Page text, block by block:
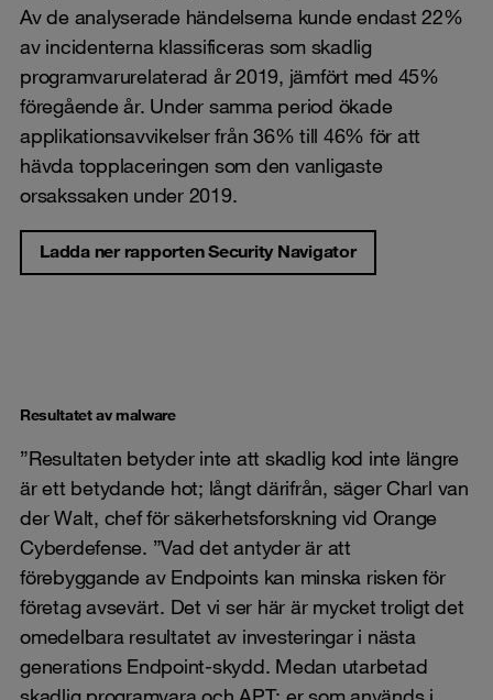
Av de analyserade händelserna kunde endast 22%
av incidenterna klassificeras som skadlig
programvarurelaterad år 2019, jämfört med 45%
föregående år. Under samma period ökade
applikationsavvikelser från 36% till 46% för att
hävda topplaceringen som den vanligaste
orsakssaken under 2019.
Ladda ner rapporten Security Navigator
Resultatet av malware
”Resultaten betyder inte att skadlig kod inte längre
är ett betydande hot; långt därifrån, säger Charl van
der Walt, chef för säkerhetsforskning vid Orange
Cyberdefense. ”Vad det antyder är att
förebyggande av Endpoints kan minska risken för
företag avsevärt. Det vi ser här är mycket troligt det
omedelbara resultatet av investeringar i nästa
generations Endpoint-skydd. Medan utarbetad